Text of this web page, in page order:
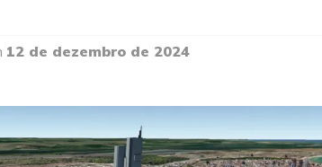
12 de dezembro de 2024